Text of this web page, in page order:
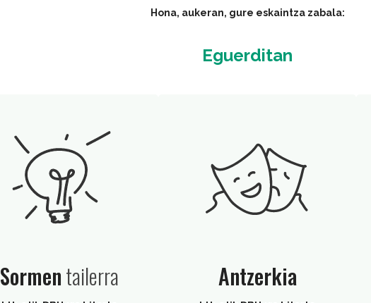
Hona, aukeran, gure eskaintza zabala:
Eguerditan
Sormentailerra Antzerkia